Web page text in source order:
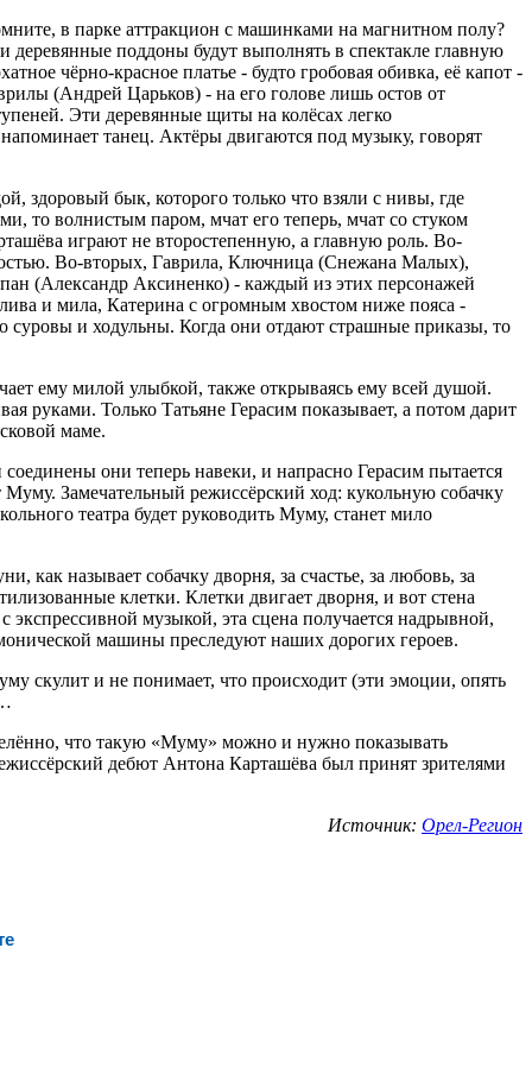
в парке аттракцион с машинками на магнитном полу?
деревянные поддоны будут выполнять в спектакле главную
чёрно-красное платье - будто гробовая обивка, её капот -
(Андрей Царьков) - на его голове лишь остов от
Эти деревянные щиты на колёсах легко
танец. Актёры двигаются под музыку, говорят
здоровый бык, которого только что взяли с нивы, где
то волнистым паром, мчат его теперь, мчат со стуком
играют не второстепенную, а главную роль. Во-
Во-вторых, Гаврила, Ключница (Снежана Малых),
(Александр Аксиненко) - каждый из этих персонажей
и мила, Катерина с огромным хвостом ниже пояса -
суровы и ходульны. Когда они отдают страшные приказы, то
ему милой улыбкой, также открываясь ему всей душой.
руками. Только Татьяне Герасим показывает, а потом дарит
маме.
они теперь навеки, и напрасно Герасим пытается
Замечательный режиссёрский ход: кукольную собачку
театра будет руководить Муму, станет мило
называет собачку дворня, за счастье, за любовь, за
клетки. Клетки двигает дворня, и вот стена
экспрессивной музыкой, эта сцена получается надрывной,
машины преследуют наших дорогих героев.
скулит и не понимает, что происходит (эти эмоции, опять
что такую «Муму» можно и нужно показывать
дебют Антона Карташёва был принят зрителями
Источник: Орел-Регион